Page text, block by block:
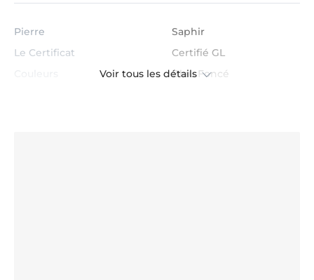
Pierre
Saphir
Le Certificat
Certifié GL
Bleu Foncé
Voir tous les détails